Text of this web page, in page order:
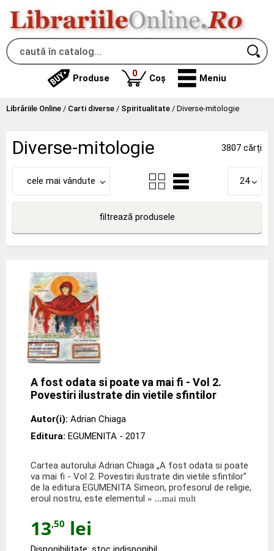
Produse 0produse
Coș Meniu
Librăriile Online / Carti diverse / Spiritualitate / Diverse-mitologie
Diverse-mitologie 3807 cărți
cele mai vândute 24
filtrează produsele
A fost odata si poate va mai fi - Vol 2.
Povestiri ilustrate din vietile sfintilor
Autor(i): Adrian Chiaga
Editura: EGUMENITA - 2017
Cartea autorului Adrian Chiaga „A fost odata si poate
va mai fi - Vol 2. Povestiri ilustrate din vietile sfintilor"
de la editura EGUMENITA Simeon, profesorul de religie,
eroul nostru, este elementul » ...mai mult
13,50 lei